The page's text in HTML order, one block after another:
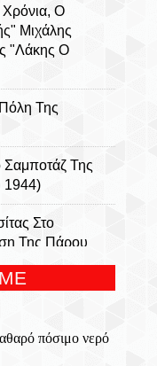
Ο
Μιχάλης
"Λάκης Ο
Της
Της
1944)
Στο
Της Πάρου
Για Τον
Και Η
πόσιμο νερό